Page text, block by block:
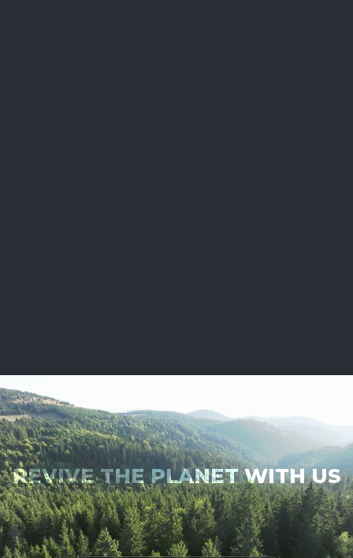
REVIVE THE PLANET WITH US